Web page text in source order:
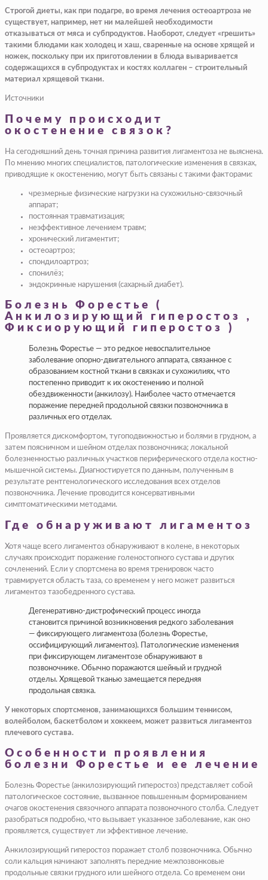
Строгой диеты, как при подагре, во время лечения остеоартроза не
существует, например, нет ни малейшей необходимости
отказываться от мяса и субпродуктов. Наоборот, следует «грешить»
такими блюдами как холодец и хаш, сваренные на основе хрящей и
ножек, поскольку при их приготовлении в блюда вываривается
содержащихся в субпродуктах и костях коллаген – строительный
материал хрящевой ткани.
Источники
Почему происходит
окостенение связок?
На сегодняшний день точная причина развития лигаментоза не выяснена.
По мнению многих специалистов, патологические изменения в связках,
приводящие к окостенению, могут быть связаны с такими факторами:
чрезмерные физические нагрузки на сухожильно-связочный
аппарат;
постоянная травматизация;
неэффективное лечением травм;
хронический лигаментит;
остеоартроз;
спондилоартроз;
спонилёз;
эндокринные нарушения (сахарный диабет).
Болезнь Форестье (
Анкилозирующий гиперостоз ,
Фиксиорующий гиперостоз )
Болезнь Форестье — это редкое невоспалительное
заболевание опорно-двигательного аппарата, связанное с
образованием костной ткани в связках и сухожилиях, что
постепенно приводит к их окостенению и полной
обездвиженности (анкилозу). Наиболее часто отмечается
поражение передней продольной связки позвоночника в
различных его отделах.
Проявляется дискомфортом, тугоподвижностью и болями в грудном, а
затем поясничном и шейном отделах позвоночника; локальной
болезненностью различных участков периферического отдела костно-
мышечной системы. Диагностируется по данным, полученным в
результате рентгенологического исследования всех отделов
позвоночника. Лечение проводится консервативными
симптоматическими методами.
Где обнаруживают лигаментоз
Хотя чаще всего лигаментоз обнаруживают в колене, в некоторых
случаях происходит поражение голеностопного сустава и других
сочленений. Если у спортсмена во время тренировок часто
травмируется область таза, со временем у него может развиться
лигаментоз тазобедренного сустава.
Дегенеративно-дистрофический процесс иногда
становится причиной возникновения редкого заболевания
— фиксирующего лигаментоза (болезнь Форестье,
оссифицирующий лигаментоз). Патологические изменения
при фиксирующем лигаментозе обнаруживают в
позвоночнике. Обычно поражаются шейный и грудной
отделы. Хрящевой тканью замещается передняя
продольная связка.
У некоторых спортсменов, занимающихся большим теннисом,
волейболом, баскетболом и хоккеем, может развиться лигаментоз
плечевого сустава.
Особенности проявления
болезни Форестье и ее лечение
Болезнь Форестье (анкилозирующий гиперостоз) представляет собой
патологическое состояние, вызванное повышенным формированием
очагов окостенения связочного аппарата позвоночного столба. Следует
разобраться подробно, что вызывает указанное заболевание, как оно
проявляется, существует ли эффективное лечение.
Анкилозирующий гиперостоз поражает столб позвоночника. Обычно
соли кальция начинают заполнять передние межпозвонковые
продольные связки грудного или шейного отдела. Со временем они